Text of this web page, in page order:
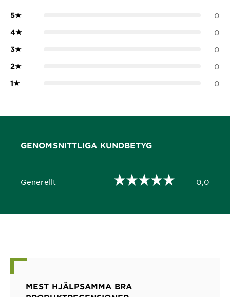
5★ 0
4★ 0
3★ 0
2★ 0
1★ 0
GENOMSNITTLIGA KUNDBETYG
Generellt
0,0 out of 5 stars 0,0
MEST HJÄLPSAMMA BRA